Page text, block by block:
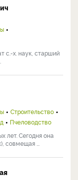
с.-х. наук, старший
Строительство
Пчеловодство
лет. Сегодня она
совмещая ...